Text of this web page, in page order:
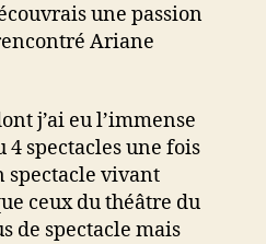
une passion
Ariane
j’ai eu l’immense
spectacles une fois
spectacle vivant
ceux du théâtre du
de spectacle mais